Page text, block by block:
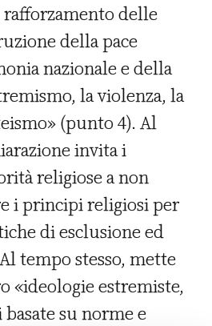
rafforzamento delle
della pace
nazionale e della
la violenza, la
(punto 4). Al
invita i
religiose a non
i principi religiosi per
di esclusione ed
tempo stesso, mette
«ideologie estremiste,
su norme e